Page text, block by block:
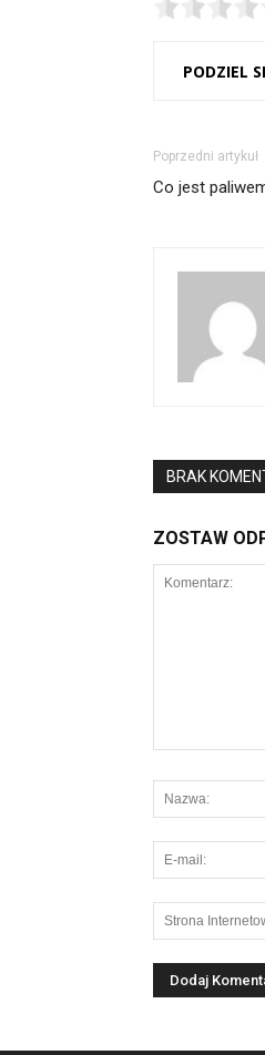
PODZIEL
Poprzedni artykuł
Co jest
BRAK
ZOSTAW